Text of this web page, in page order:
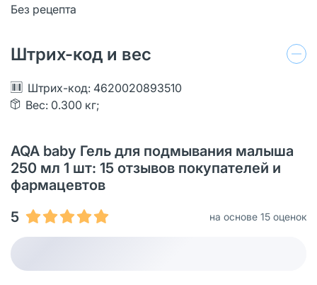
Без рецепта
Штрих-код и вес
Штрих-код: 4620020893510
Вес: 0.300 кг;
AQA baby Гель для подмывания малыша
250 мл 1 шт: 15 отзывов покупателей и
фармацевтов
5
на основе 15 оценок